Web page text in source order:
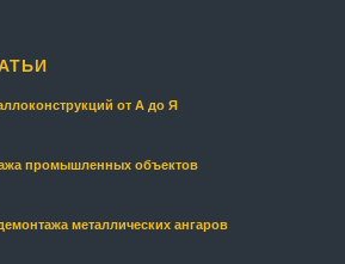
от А до Я
промышленных объектов
металлических ангаров